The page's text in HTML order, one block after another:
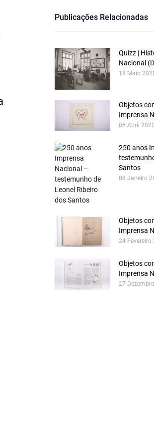
Publicações Relacionadas
Quizz |
Nacional
18 Maio
Objetos
Imprensa
06 Abril 2020
250 anos
Santos
08 Janeiro
Objetos
Imprensa
24 Fevereiro
Objetos
Imprensa
27